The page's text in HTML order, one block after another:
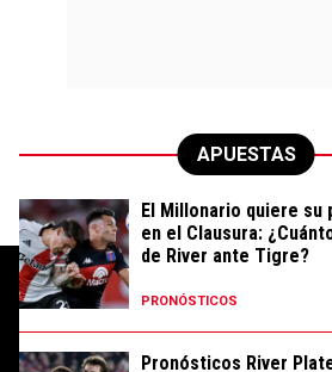
APUESTAS
El Millonario quiere su
en el Clausura:
de River ante Tigre?
PRONÓSTICOS
Pronósticos River